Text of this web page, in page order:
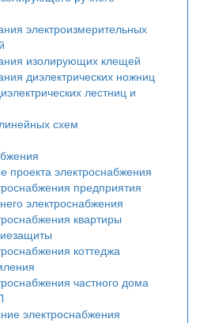
электроизмерительных
изолирующих клещей
диэлектрических ножниц
лестниц и
схем
проекта электроснабжения
предприятия
электроснабжения
квартиры
коттеджа
частного дома
электроснабжения